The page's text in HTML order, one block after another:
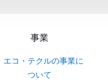
事業
エコ・テクルの事業に
ついて